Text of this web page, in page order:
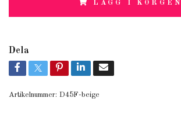
LÄGG I KORGEN
Dela
Artikelnummer: D45F-beige